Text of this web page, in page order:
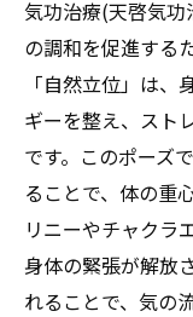
啓気功
気功治療(天
やチャクラ
なステップ
気功治
ダリニ
活用法
気功治
気功治療(天啓気
の調和を促進する
「自然立位」は
ギーを整え、スト
です。このポーズ
ることで、体の重
リニーやチャクラ
身体の緊張が解放
れることで、気の